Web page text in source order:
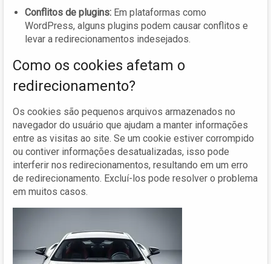
Conflitos de plugins: Em plataformas como
WordPress, alguns plugins podem causar conflitos e
levar a redirecionamentos indesejados.
Como os cookies afetam o
redirecionamento?
Os cookies são pequenos arquivos armazenados no
navegador do usuário que ajudam a manter informações
entre as visitas ao site. Se um cookie estiver corrompido
ou contiver informações desatualizadas, isso pode
interferir nos redirecionamentos, resultando em um erro
de redirecionamento. Excluí-los pode resolver o problema
em muitos casos.